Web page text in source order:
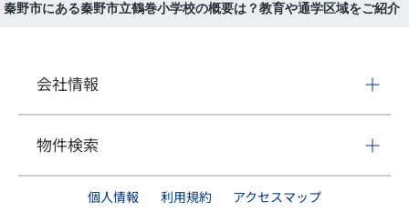
秦野市にある秦野市立鶴巻小学校の概要は？教育や通学区域をご紹介
会社情報
物件検索
個人情報 利用規約 アクセスマップ